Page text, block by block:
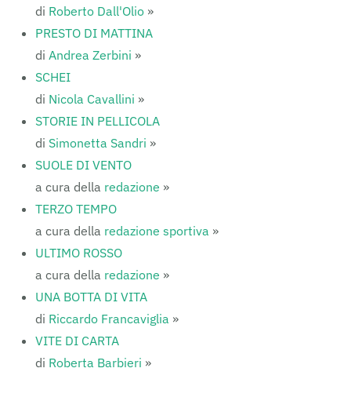
di Roberto Dall'Olio »
PRESTO DI MATTINA
di Andrea Zerbini »
SCHEI
di Nicola Cavallini »
STORIE IN PELLICOLA
di Simonetta Sandri »
SUOLE DI VENTO
a cura della redazione »
TERZO TEMPO
a cura della redazione sportiva »
ULTIMO ROSSO
a cura della redazione »
UNA BOTTA DI VITA
di Riccardo Francaviglia »
VITE DI CARTA
di Roberta Barbieri »